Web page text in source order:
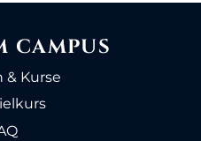
CAMPUS
& Kurse